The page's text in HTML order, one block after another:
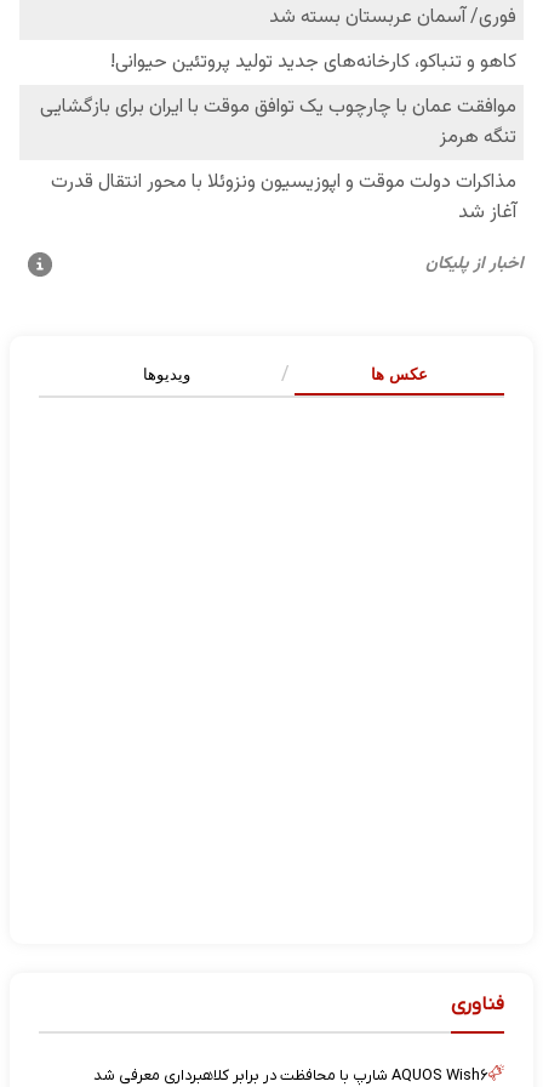
عکس ها ویدیوها
فناوری
AQUOS Wish۶ شارپ با محافظت در برابر کلاهبرداری معرفی شد